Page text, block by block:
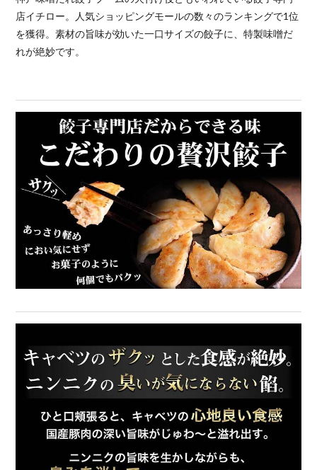
店イチロー。人気ショッピングモールの数々のランキングで1位
を獲得。素材の旨味が効いた一口サイズの餃子に、特製味噌だ
れが絶妙です。